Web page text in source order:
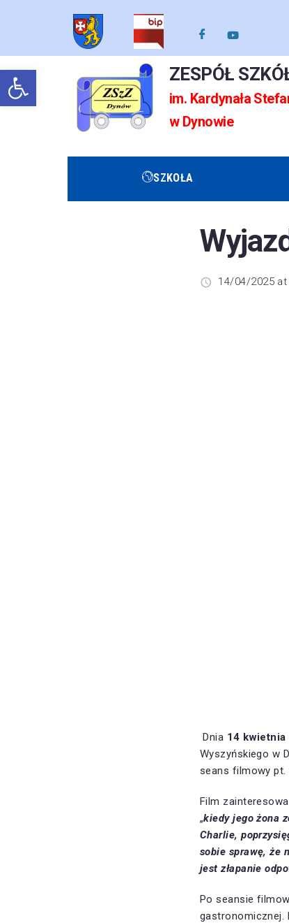
Otwórz pasek narzędzi ZESPÓŁ
im. Kardynała
w Dynowie
SZKOŁA
14/04/2025 at
Dnia 14 kwietnia
Wyszyńskiego w
seans filmowy pt.
Film
„kiedy jego żona
Charlie,
sobie sprawę, że
jest złapanie
Po seansie
gastronomicznej.